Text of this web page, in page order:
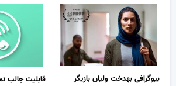
بیوگرافی بهدخت ولیان بازیگر
قابلیت جالب